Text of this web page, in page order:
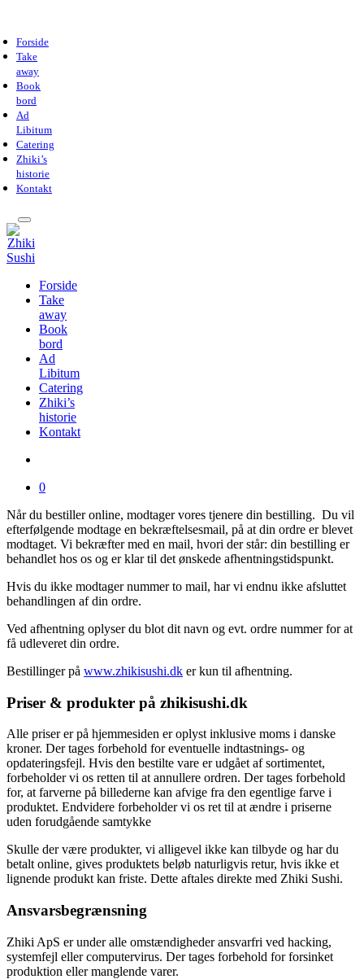
Forside
Take
away
Book
bord
Ad
Libitum
Catering
Zhiki’s
historie
Kontakt
Forside
Take
away
Book
bord
Ad
Libitum
Catering
Zhiki’s
historie
Kontakt
0
Når du bestiller online, modtager vores tjenere din bestilling. Du vil
efterfølgende modtage en bekræftelsesmail, på at din ordre er blevet
modtaget. Vi bekræfter med en mail, hvori der står: din bestilling er
behandlet hos os og er klar til det ønskede afhentningstidspunkt.
Hvis du ikke modtager nummer to mail, har vi endnu ikke afsluttet
behandlingen af din ordre.
Ved afhentning oplyser du blot dit navn og evt. ordre nummer for at
få udleveret din ordre.
Bestillinger på www.zhikisushi.dk er kun til afhentning.
Priser & produkter på zhikisushi.dk
Alle priser er på hjemmesiden er oplyst inklusive moms i danske
kroner. Der tages forbehold for eventuelle indtastnings- og
opdateringsfejl. Hvis den bestilte vare er udgået af sortimentet,
forbeholder vi os retten til at annullere ordren. Der tages forbehold
for, at farverne på billederne kan afvige fra den egentlige farve i
produktet. Endvidere forbeholder vi os ret til at ændre i priserne
uden forudgående samtykke
Skulle der være produkter, vi alligevel ikke kan tilbyde og har du
betalt online, gives produktets beløb naturligvis retur, hvis ikke et
lignende produkt kan friste. Dette aftales direkte med Zhiki Sushi.
Ansvarsbegrænsning
Zhiki ApS er under alle omstændigheder ansvarfri ved hacking,
systemfejl eller computervirus. Der tages forbehold for forsinket
produktion eller manglende varer.